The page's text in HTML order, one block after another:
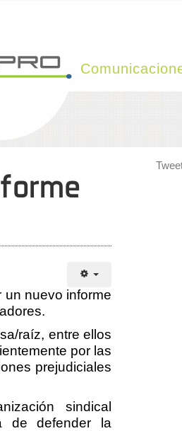
nuevo informe
raíz, entre ellos
por las
prejudiciales
sindical
de defender la